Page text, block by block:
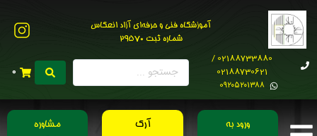
آموزشگاه فنی و حرفه‌ای آزاد انعکاس
شماره ثبت 29570
02188733880 /
02188730621
0۹۲۰۵۲۰۱۳۸۸
0
ورود به
آرک
مشاوره